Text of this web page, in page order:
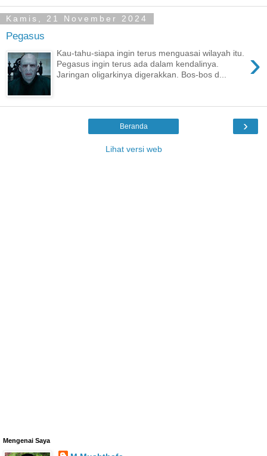
Kamis, 21 November 2024
Pegasus
›
Kau-tahu-siapa ingin terus menguasai wilayah itu.
Pegasus ingin terus ada dalam kendalinya.
Jaringan oligarkinya digerakkan. Bos-bos d...
›
Beranda
Lihat versi web
Mengenai Saya